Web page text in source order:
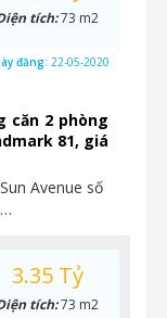
căn 2 phòng
81, giá
Avenue số
tích:73 m2
đăng: 22-05-2020
3.35 Tỷ
tích:73 m2